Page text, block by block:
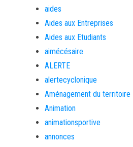
aides
Aides aux Entreprises
Aides aux Etudiants
aimécésaire
ALERTE
alertecyclonique
Aménagement du territoire
Animation
animationsportive
annonces